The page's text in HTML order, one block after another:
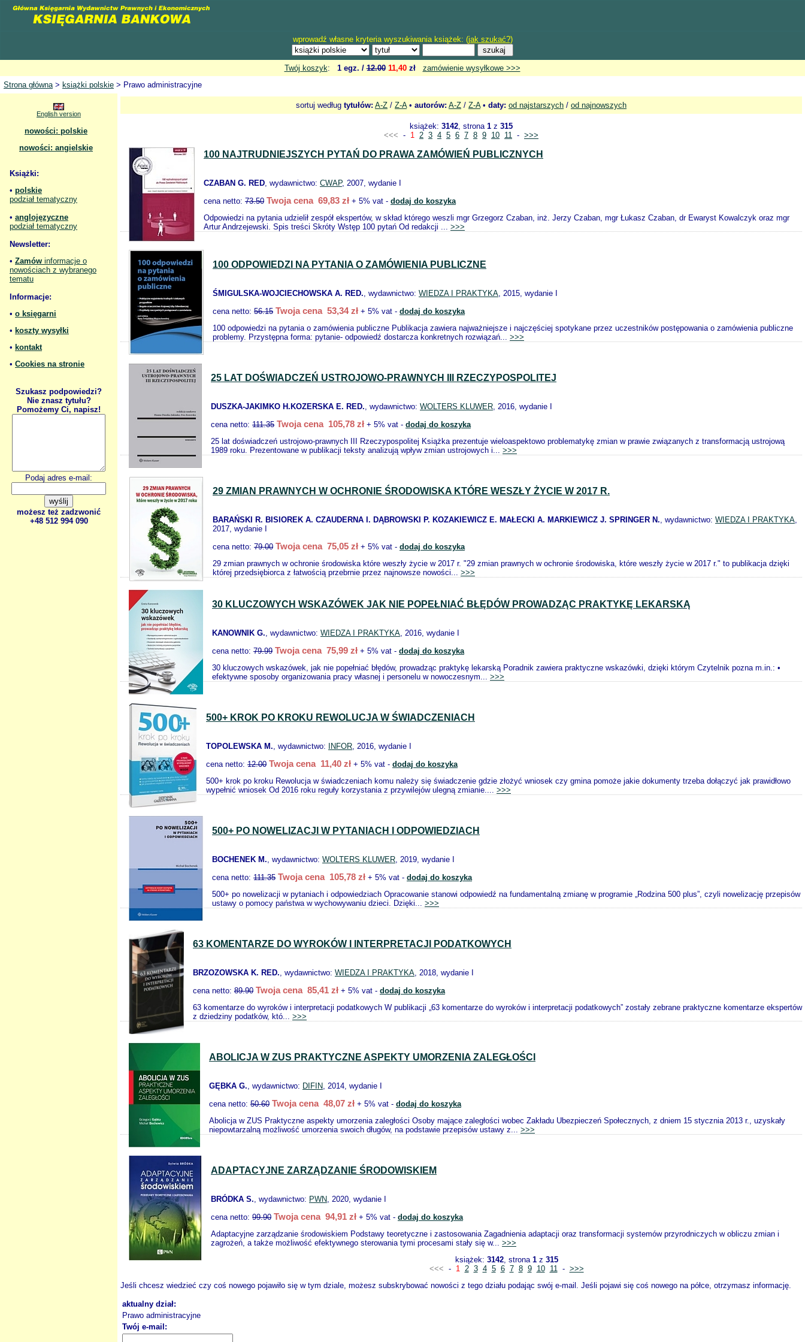
wprowadź własne kryteria wyszukiwania książek: (jak szukać?)
Twój koszyk: 1 egz. /12.00 11,40zł
zamówienie wysyłkowe >>>
Strona główna> książki polskie > Prawo administracyjne
English version
nowości: polskie
nowości: angielskie
Książki:
• polskie
podział tematyczny
• anglojęzyczne
podział tematyczny
Newsletter:
• Zamów informacje o
nowościach z wybranego
tematu
Informacje:
• o księgarni
• koszty wysyłki
• kontakt
• Cookies na stronie
Szukasz podpowiedzi?
Nie znasz tytułu?
Pomożemy Ci, napisz!
Podaj adres e-mail:
możesz też zadzwonić
+48 512 994 090
sortuj według tytułów: A-Z / Z-A• autorów: A-Z / Z-A• daty: od najstarszych / od najnowszych
książek: 3142, strona 1 z 315
<<< - 1 2 3 4 5 6 7 8 9 10 11 - >>>
100 NAJTRUDNIEJSZYCH PYTAŃ DO PRAWA ZAMÓWIEŃ PUBLICZNYCH
CZABAN G. RED, wydawnictwo: CWAP, 2007, wydanie I
cena netto: 73.50 Twoja cena 69,83 zł + 5% vat - dodaj do koszyka
Odpowiedzi na pytania udzielił zespół ekspertów, w skład którego weszli mgr Grzegorz Czaban, inż. Jerzy Czaban, mgr Łukasz Czaban, dr Ewaryst Kowalczyk oraz mgr
Artur Andrzejewski. Spis treści Skróty Wstęp 100 pytań Od redakcji ... >>>
100 ODPOWIEDZI NA PYTANIA O ZAMÓWIENIA PUBLICZNE
ŚMIGULSKA-WOJCIECHOWSKA A. RED., wydawnictwo: WIEDZA I PRAKTYKA, 2015, wydanie I
cena netto: 56.15 Twoja cena 53,34 zł + 5% vat - dodaj do koszyka
100 odpowiedzi na pytania o zamówienia publiczne Publikacja zawiera najważniejsze i najczęściej spotykane przez uczestników postępowania o zamówienia publiczne
problemy. Przystępna forma: pytanie- odpowiedź dostarcza konkretnych rozwiązań... >>>
25 LAT DOŚWIADCZEŃ USTROJOWO-PRAWNYCH III RZECZYPOSPOLITEJ
DUSZKA-JAKIMKO H.KOZERSKA E. RED., wydawnictwo: WOLTERS KLUWER, 2016, wydanie I
cena netto: 111.35 Twoja cena 105,78 zł + 5% vat - dodaj do koszyka
25 lat doświadczeń ustrojowo-prawnych III Rzeczypospolitej Książka prezentuje wieloaspektowo problematykę zmian w prawie związanych z transformacją ustrojową
1989 roku. Prezentowane w publikacji teksty analizują wpływ zmian ustrojowych i... >>>
29 ZMIAN PRAWNYCH W OCHRONIE ŚRODOWISKA KTÓRE WESZŁY ŻYCIE W 2017 R.
BARAŃSKI R. BISIOREK A. CZAUDERNA I. DĄBROWSKI P. KOZAKIEWICZ E. MAŁECKI A. MARKIEWICZ J. SPRINGER N., wydawnictwo: WIEDZA I PRAKTYKA,
2017, wydanie I
cena netto: 79.00 Twoja cena 75,05 zł + 5% vat - dodaj do koszyka
29 zmian prawnych w ochronie środowiska które weszły życie w 2017 r. "29 zmian prawnych w ochronie środowiska, które weszły życie w 2017 r." to publikacja dzięki
której przedsiębiorca z łatwością przebrnie przez najnowsze nowości... >>>
30 KLUCZOWYCH WSKAZÓWEK JAK NIE POPEŁNIAĆ BŁĘDÓW PROWADZĄC PRAKTYKĘ LEKARSKĄ
KANOWNIK G., wydawnictwo: WIEDZA I PRAKTYKA, 2016, wydanie I
cena netto: 79.99 Twoja cena 75,99 zł + 5% vat - dodaj do koszyka
30 kluczowych wskazówek, jak nie popełniać błędów, prowadząc praktykę lekarską Poradnik zawiera praktyczne wskazówki, dzięki którym Czytelnik pozna m.in.: •
efektywne sposoby organizowania pracy własnej i personelu w nowoczesnym... >>>
500+ KROK PO KROKU REWOLUCJA W ŚWIADCZENIACH
TOPOLEWSKA M., wydawnictwo: INFOR, 2016, wydanie I
cena netto: 12.00 Twoja cena 11,40 zł + 5% vat - dodaj do koszyka
500+ krok po kroku Rewolucja w świadczeniach komu należy się świadczenie gdzie złożyć wniosek czy gmina pomoże jakie dokumenty trzeba dołączyć jak prawidłowo
wypełnić wniosek Od 2016 roku reguły korzystania z przywilejów ulegną zmianie.... >>>
500+ PO NOWELIZACJI W PYTANIACH I ODPOWIEDZIACH
BOCHENEK M., wydawnictwo: WOLTERS KLUWER, 2019, wydanie I
cena netto: 111.35 Twoja cena 105,78 zł + 5% vat - dodaj do koszyka
500+ po nowelizacji w pytaniach i odpowiedziach Opracowanie stanowi odpowiedź na fundamentalną zmianę w programie „Rodzina 500 plus”, czyli nowelizację przepisów
ustawy o pomocy państwa w wychowywaniu dzieci. Dzięki... >>>
63 KOMENTARZE DO WYROKÓW I INTERPRETACJI PODATKOWYCH
BRZOZOWSKA K. RED., wydawnictwo: WIEDZA I PRAKTYKA, 2018, wydanie I
cena netto: 89.90 Twoja cena 85,41 zł + 5% vat - dodaj do koszyka
63 komentarze do wyroków i interpretacji podatkowych W publikacji „63 komentarze do wyroków i interpretacji podatkowych” zostały zebrane praktyczne komentarze ekspertów
z dziedziny podatków, któ... >>>
ABOLICJA W ZUS PRAKTYCZNE ASPEKTY UMORZENIA ZALEGŁOŚCI
GĘBKA G., wydawnictwo: DIFIN, 2014, wydanie I
cena netto: 50.60 Twoja cena 48,07 zł + 5% vat - dodaj do koszyka
Abolicja w ZUS Praktyczne aspekty umorzenia zaległości Osoby mające zaległości wobec Zakładu Ubezpieczeń Społecznych, z dniem 15 stycznia 2013 r., uzyskały
niepowtarzalną możliwość umorzenia swoich długów, na podstawie przepisów ustawy z... >>>
ADAPTACYJNE ZARZĄDZANIE ŚRODOWISKIEM
BRÓDKA S., wydawnictwo: PWN, 2020, wydanie I
cena netto: 99.90 Twoja cena 94,91 zł + 5% vat - dodaj do koszyka
Adaptacyjne zarządzanie środowiskiem Podstawy teoretyczne i zastosowania Zagadnienia adaptacji oraz transformacji systemów przyrodniczych w obliczu zmian i
zagrożeń, a także możliwość efektywnego sterowania tymi procesami stały się w... >>>
książek: 3142, strona 1z 315
<<< - 1 2 3 4 5 6 7 8 9 10 11- >>>
Jeśli chcesz wiedzieć czy coś nowego pojawiło się w tym dziale, możesz subskrybować nowości z tego działu podając swój e-mail. Jeśli pojawi się coś nowego na półce, otrzymasz informację.
aktualny dział:
Prawo administracyjne
Twój e-mail: